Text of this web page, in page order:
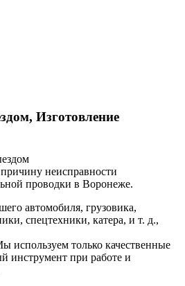
Изготовление
неисправности
проводки в Воронеже.
автомобиля, грузовика,
спецтехники, катера, и т. д.,
используем только качественные
инструмент при работе и